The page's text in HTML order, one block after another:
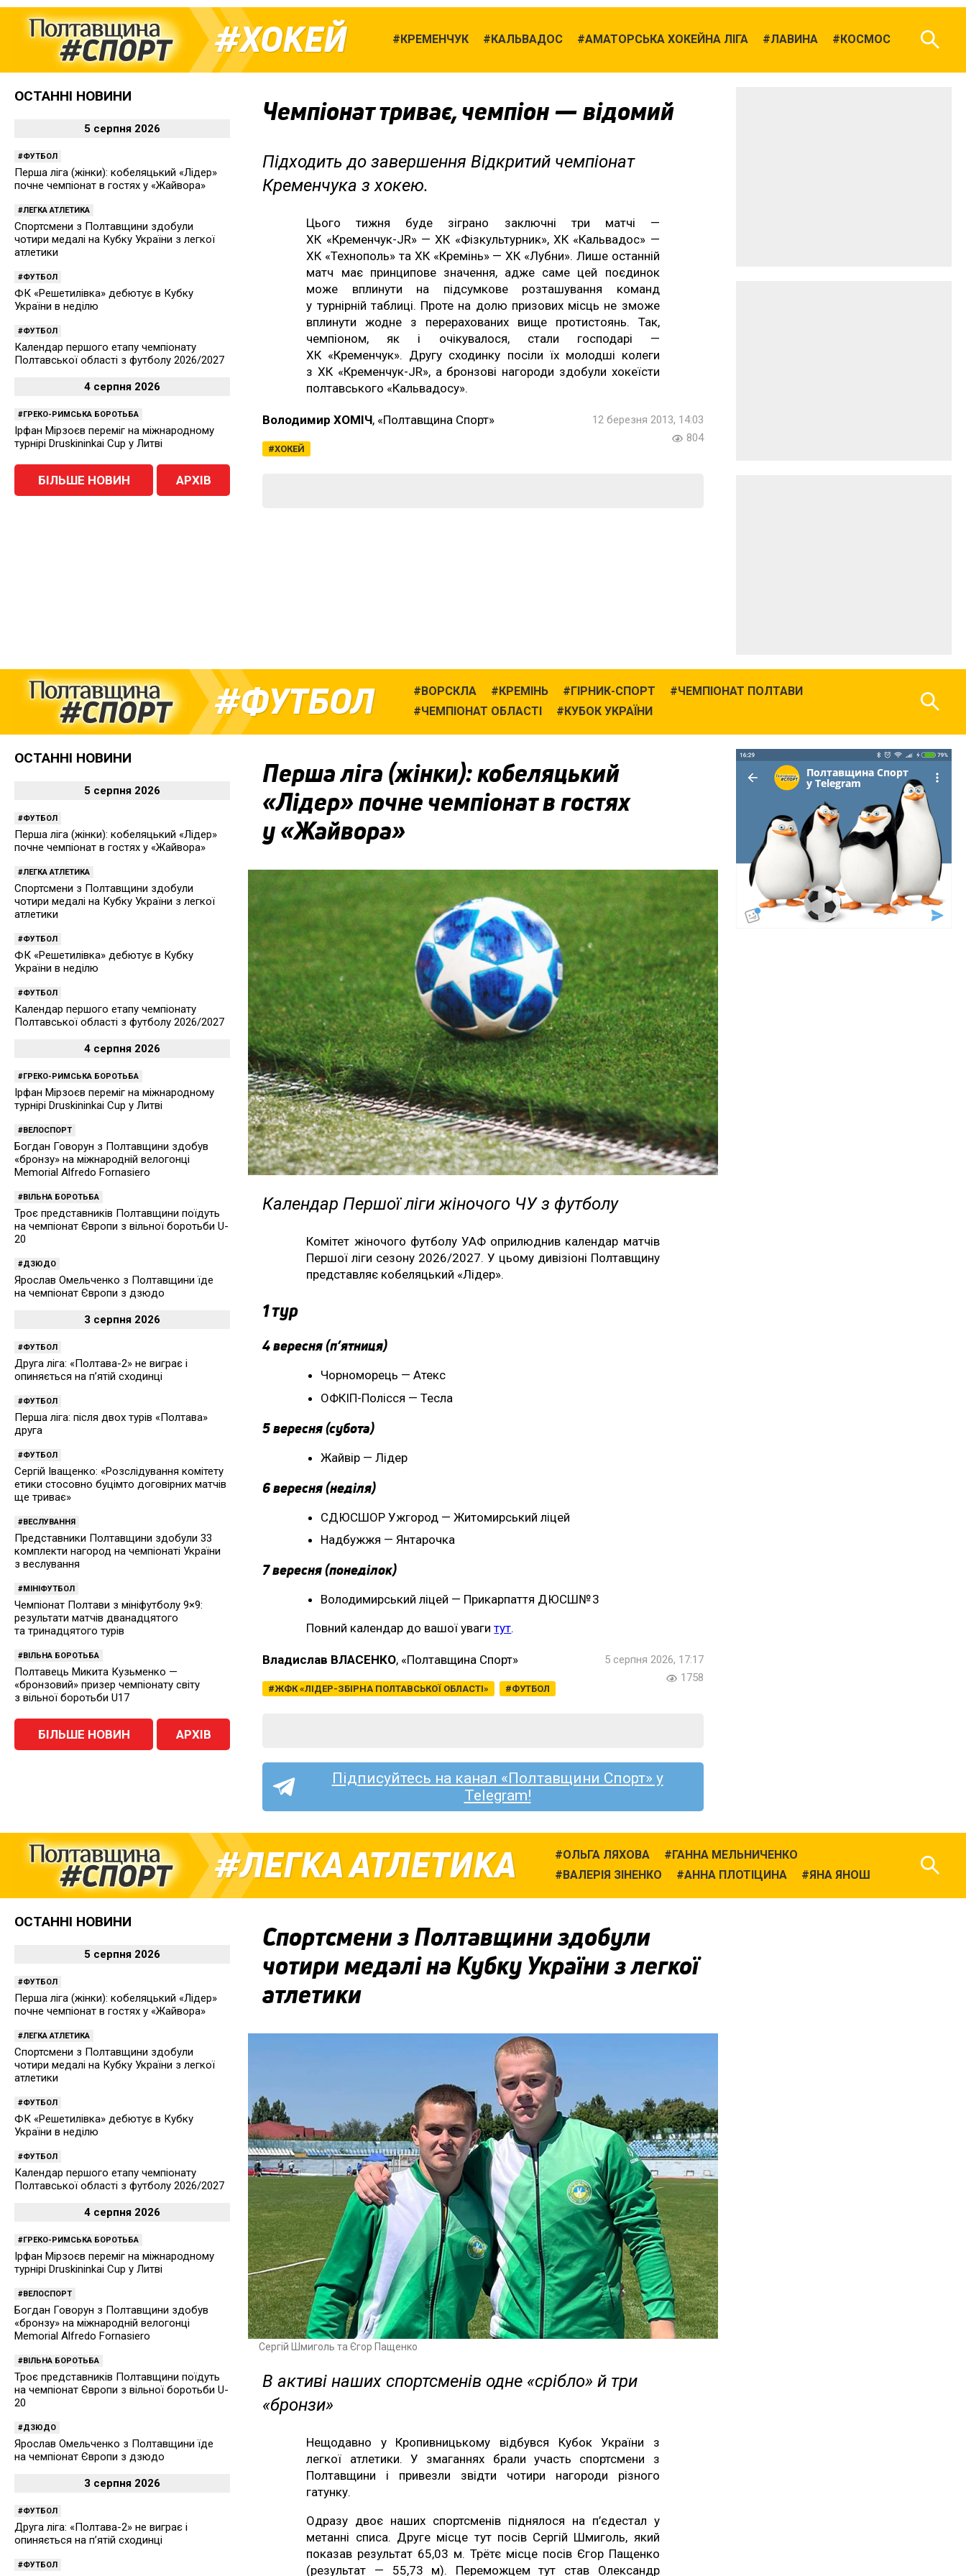
ХОКЕЙ КРЕМЕНЧУК КАЛЬВАДОС АМАТОРСЬКА ХОКЕЙНА ЛІГА ЛАВИНА КОСМОС
Чемпіонат триває, чемпіон — відомий
Підходить до завершення Відкритий чемпіонат
Кременчука з хокею.
Цього тижня буде зіграно заключні три матчі —
ХК «Кременчук-JR» — ХК «Фізкультурник», ХК «Кальвадос» —
ХК «Технополь» та ХК «Кремінь» — ХК «Лубни». Лише останній
матч має принципове значення, адже саме цей поєдинок
може вплинути на підсумкове розташування команд
у турнірній таблиці. Проте на долю призових місць не зможе
вплинути жодне з перерахованих вище протистоянь. Так,
чемпіоном, як і очікувалося, стали господарі —
ХК «Кременчук». Другу сходинку посіли їх молодші колеги
з ХК «Кременчук-JR», а бронзові нагороди здобули хокеїсти
полтавського «Кальвадосу».
Володимир ХОМІЧ, «Полтавщина Спорт»
ХОКЕЙ
12 березня 2013, 14:03
804
ОСТАННІ НОВИНИ
5 серпня 2026
ФУТБОЛ
Перша ліга (жінки): кобеляцький «Лідер»
почне чемпіонат в гостях у «Жайвора»
ЛЕГКА АТЛЕТИКА
Спортсмени з Полтавщини здобули
чотири медалі на Кубку України з легкої
атлетики
ФУТБОЛ
ФК «Решетилівка» дебютує в Кубку
України в неділю
ФУТБОЛ
Календар першого етапу чемпіонату
Полтавської області з футболу 2026/2027
4 серпня 2026
ГРЕКО-РИМСЬКА БОРОТЬБА
Ірфан Мірзоєв переміг на міжнародному
турнірі Druskininkai Cup у Литві
БІЛЬШЕ НОВИН АРХІВ
ФУТБОЛ ВОРСКЛА КРЕМІНЬ ГІРНИК-СПОРТ
ЧЕМПІОНАТ ПОЛТАВИ
ЧЕМПІОНАТ ОБЛАСТІ
КУБОК УКРАЇНИ
Перша ліга (жінки): кобеляцький
«Лідер» почне чемпіонат в гостях
у «Жайвора»
Календар Першої ліги жіночого ЧУ з футболу
Комітет жіночого футболу УАФ оприлюднив календар матчів
Першої ліги сезону 2026/2027. У цьому дивізіоні Полтавщину
представляє кобеляцький «Лідер».
1 тур
4 вересня (п’ятниця)
Чорноморець — Атекс
ОФКІП-Полісся — Тесла
5 вересня (субота)
Жайвір — Лідер
6 вересня (неділя)
СДЮСШОР Ужгород — Житомирський ліцей
Надбужжя — Янтарочка
7 вересня (понеділок)
Володимирський ліцей — Прикарпаття ДЮСШ№ 3
Повний календар до вашої увагитут.
Владислав ВЛАСЕНКО, «Полтавщина Спорт»
ЖФК «ЛІДЕР-ЗБІРНА ПОЛТАВСЬКОЇ ОБЛАСТІ» ФУТБОЛ
5 серпня 2026, 17:17
1758
Підписуйтесь на канал «Полтавщини Спорт» у
Telegram!
ОСТАННІ НОВИНИ
5 серпня 2026
ФУТБОЛ
Перша ліга (жінки): кобеляцький «Лідер»
почне чемпіонат в гостях у «Жайвора»
ЛЕГКА АТЛЕТИКА
Спортсмени з Полтавщини здобули
чотири медалі на Кубку України з легкої
атлетики
ФУТБОЛ
ФК «Решетилівка» дебютує в Кубку
України в неділю
ФУТБОЛ
Календар першого етапу чемпіонату
Полтавської області з футболу 2026/2027
4 серпня 2026
ГРЕКО-РИМСЬКА БОРОТЬБА
Ірфан Мірзоєв переміг на міжнародному
турнірі Druskininkai Cup у Литві
ВЕЛОСПОРТ
Богдан Говорун з Полтавщини здобув
«бронзу» на міжнародній велогонці
Memorial Alfredo Fornasiero
ВІЛЬНА БОРОТЬБА
Троє представників Полтавщини поїдуть
на чемпіонат Європи з вільної боротьби U-
20
ДЗЮДО
Ярослав Омельченко з Полтавщини їде
на чемпіонат Європи з дзюдо
3 серпня 2026
ФУТБОЛ
Друга ліга: «Полтава-2» не виграє і
опиняється на п’ятій сходинці
ФУТБОЛ
Перша ліга: після двох турів «Полтава»
друга
ФУТБОЛ
Сергій Іващенко: «Розслідування комітету
етики стосовно буцімто договірних матчів
ще триває»
ВЕСЛУВАННЯ
Представники Полтавщини здобули 33
комплекти нагород на чемпіонаті України
з веслування
МІНІФУТБОЛ
Чемпіонат Полтави з мініфутболу 9×9:
результати матчів дванадцятого
та тринадцятого турів
ВІЛЬНА БОРОТЬБА
Полтавець Микита Кузьменко —
«бронзовий» призер чемпіонату світу
з вільної боротьби U17
БІЛЬШЕ НОВИН АРХІВ
ЛЕГКА АТЛЕТИКА ОЛЬГА ЛЯХОВА
ГАННА МЕЛЬНИЧЕНКО
ВАЛЕРІЯ ЗІНЕНКО
АННА ПЛОТІЦИНА ЯНА ЯНОШ
Спортсмени з Полтавщини здобули
чотири медалі на Кубку України з легкої
атлетики
Сергій Шмиголь та Єгор Пащенко
В активі наших спортсменів одне «срібло» й три
«бронзи»
Нещодавно у Кропивницькому відбувся Кубок України з
легкої атлетики. У змаганнях брали участь спортсмени з
Полтавщини і привезли звідти чотири нагороди різного
гатунку.
Одразу двоє наших спортсменів піднялося на п’єдестал у
метанні списа. Друге місце тут посів Сергій Шмиголь, який
показав результат 65,03 м. Трётє місце посів Єгор Пащенко
(результат — 55,73 м). Переможцем тут став Олександр
ОСТАННІ НОВИНИ
5 серпня 2026
ФУТБОЛ
Перша ліга (жінки): кобеляцький «Лідер»
почне чемпіонат в гостях у «Жайвора»
ЛЕГКА АТЛЕТИКА
Спортсмени з Полтавщини здобули
чотири медалі на Кубку України з легкої
атлетики
ФУТБОЛ
ФК «Решетилівка» дебютує в Кубку
України в неділю
ФУТБОЛ
Календар першого етапу чемпіонату
Полтавської області з футболу 2026/2027
4 серпня 2026
ГРЕКО-РИМСЬКА БОРОТЬБА
Ірфан Мірзоєв переміг на міжнародному
турнірі Druskininkai Cup у Литві
ВЕЛОСПОРТ
Богдан Говорун з Полтавщини здобув
«бронзу» на міжнародній велогонці
Memorial Alfredo Fornasiero
ВІЛЬНА БОРОТЬБА
Троє представників Полтавщини поїдуть
на чемпіонат Європи з вільної боротьби U-
20
ДЗЮДО
Ярослав Омельченко з Полтавщини їде
на чемпіонат Європи з дзюдо
3 серпня 2026
ФУТБОЛ
Друга ліга: «Полтава-2» не виграє і
опиняється на п’ятій сходинці
ФУТБОЛ